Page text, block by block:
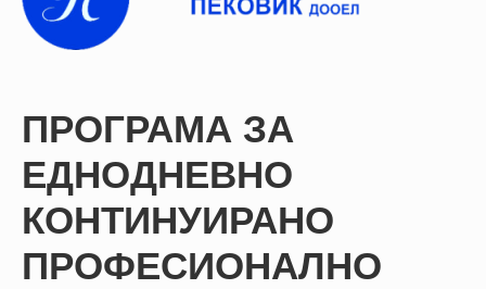
КВАЛИТЕТ
СТАНАМ
НАСТАНИ
КОНТАКТ
ПРОГРАМА ЗА
ЕДНОДНЕВНО
КОНТИНУИРАНО
ПРОФЕСИОНАЛНО